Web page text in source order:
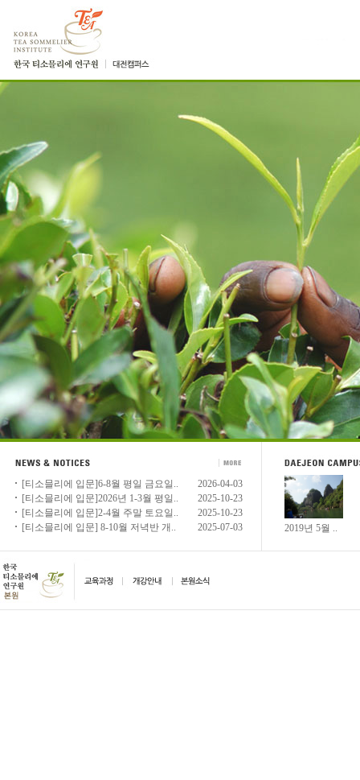
[티소믈리에 입문]6-8월 평일 금요일..
2026-04-03
[티소믈리에 입문]2026년 1-3월 평일..
2025-10-23
[티소믈리에 입문]2-4월 주말 토요일..
2025-10-23
[티소믈리에 입문] 8-10월 저녁반 개..
2025-07-03 2019년 5월 ..